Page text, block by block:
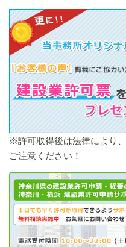
※許可取得後は法律により、
ご注意ください！